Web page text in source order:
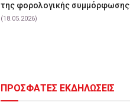
της φορολογικής
(18.05.2026)
ΠΡΟΣΦΑΤΕΣ ΕΚΔΗΛΩΣΕΙΣ